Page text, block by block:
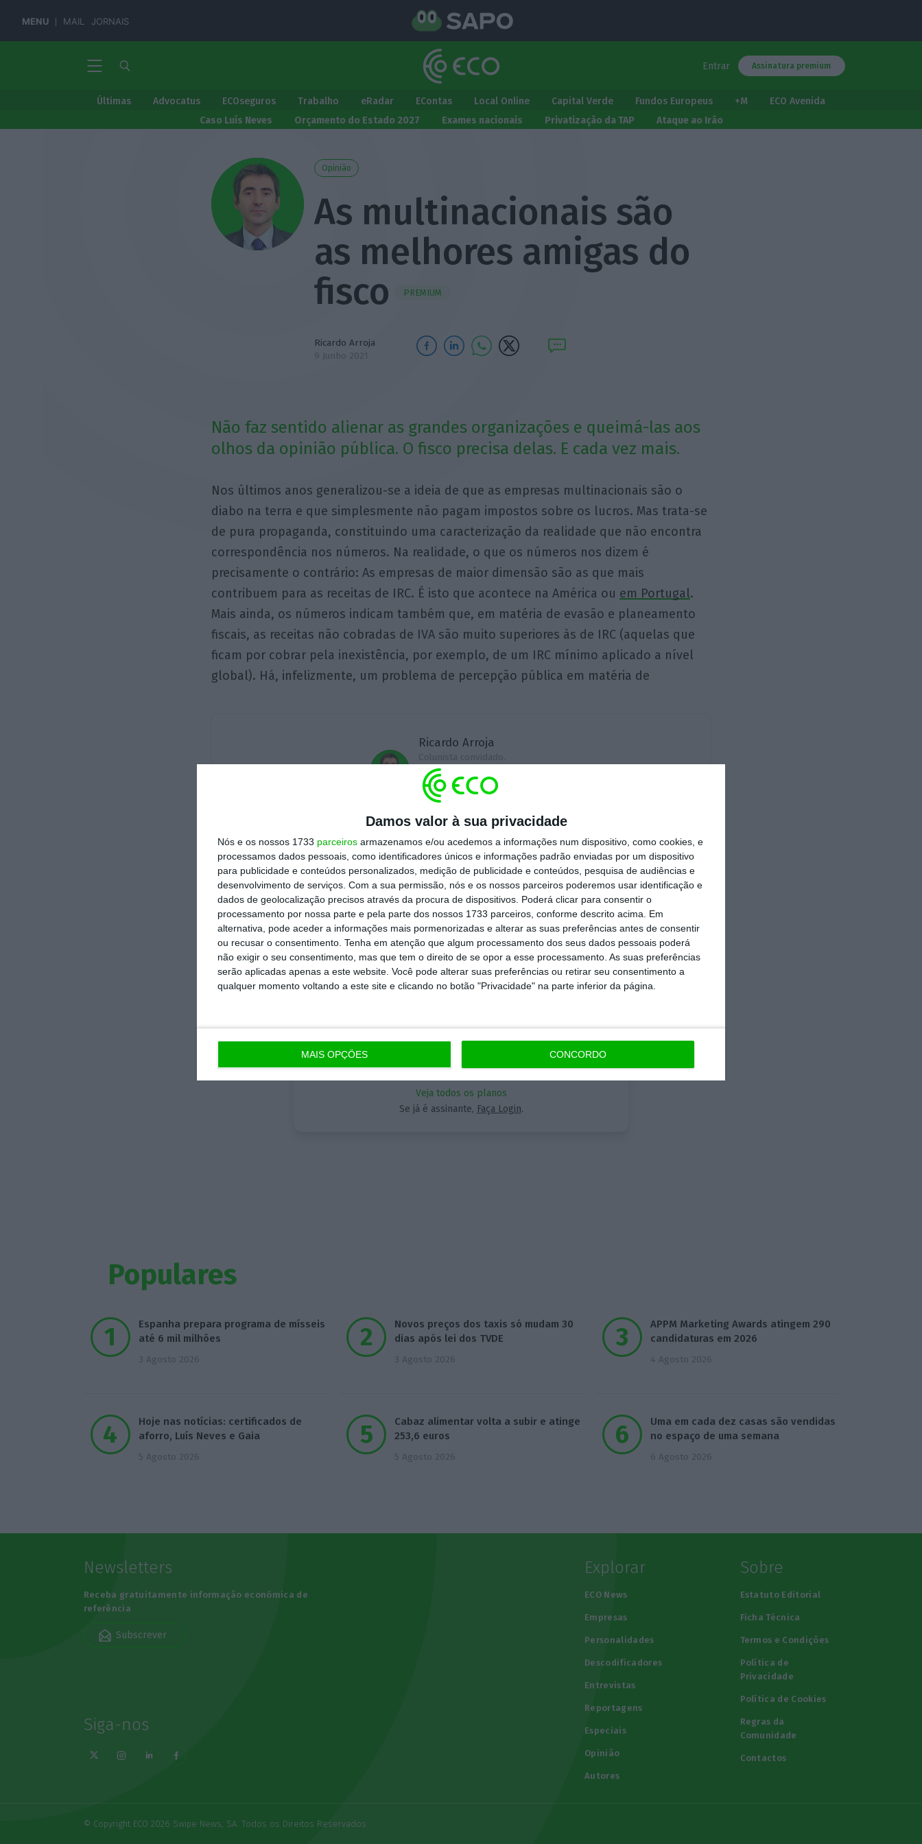
Damos valor à sua privacidade
Nós e os nossos 1733 parceiros armazenamos e/ou acedemos a informações num dispositivo, como cookies, e
processamos dados pessoais, como identificadores únicos e informações padrão enviadas por um dispositivo
para publicidade e conteúdos personalizados, medição de publicidade e conteúdos, pesquisa de audiências e
desenvolvimento de serviços. Com a sua permissão, nós e os nossos parceiros poderemos usar identificação e
dados de geolocalização precisos através da procura de dispositivos. Poderá clicar para consentir o
processamento por nossa parte e pela parte dos nossos 1733 parceiros, conforme descrito acima. Em
alternativa, pode aceder a informações mais pormenorizadas e alterar as suas preferências antes de consentir
ou recusar o consentimento. Tenha em atenção que algum processamento dos seus dados pessoais poderá
não exigir o seu consentimento, mas que tem o direito de se opor a esse processamento. As suas preferências
serão aplicadas apenas a este website. Você pode alterar suas preferências ou retirar seu consentimento a
qualquer momento voltando a este site e clicando no botão "Privacidade" na parte inferior da página.
MAIS OPÇÕES CONCORDO
MENU MAIL JORNAIS
Entrar Assinatura premium
Últimas Advocatus ECOseguros Trabalho eRadar EContas Local Online Capital Verde Fundos Europeus +M
ECO Avenida
Caso Luís Neves
Orçamento do Estado 2027 Exames nacionais Privatização da TAP Ataque ao Irão
Opinião
As multinacionais são
as melhores amigas do
fisco
PREMIUM
Ricardo Arroja
9 Junho 2021
Não faz sentido alienar as grandes organizações e queimá-las aos
olhos da opinião pública. O fisco precisa delas. E cada vez mais.
Nos últimos anos generalizou-se a ideia de que as empresas multinacionais são o
diabo na terra e que simplesmente não pagam impostos sobre os lucros. Mas trata-se
de pura propaganda, constituindo uma caracterização da realidade que não encontra
correspondência nos números. Na realidade, o que os números nos dizem é
precisamente o contrário: As empresas de maior dimensão são as que mais
contribuem para as receitas de IRC. É isto que acontece na América ou em Portugal.
Mais ainda, os números indicam também que, em matéria de evasão e planeamento
fiscais, as receitas não cobradas de IVA são muito superiores às de IRC (aquelas que
ficam por cobrar pela inexistência, por exemplo, de um IRC mínimo aplicado a nível
global). Há, infelizmente, um problema de percepção pública em matéria de
Assine para ler este artigo
Aceda às notícias premium do ECO. Torne-se assinante.
A partir de 5€
Veja todos os planos
Se já é assinante, Faça Login.
Ricardo Arroja
Colunista convidado.
Presidente do Conselho de
Administração da AICEP,
E.P.E.
https://eco.sapo.pt/opiniao/as-multinacionais-sao-as-melhores-amigas-do-fisco/ Copiar
Assine o ECO Premium
No momento em que a informação é mais importante do
que nunca, apoie o jornalismo independente e rigoroso.
De que forma? Assine o ECO Premium e tenha acesso a
notícias exclusivas, à opinião que conta, às reportagens e
especiais que mostram o outro lado da história.
Esta assinatura é uma forma de apoiar o ECO e os seus
Populares
Espanha prepara programa de mísseis
até 6 mil milhões
3 Agosto 2026
Novos preços dos taxis só mudam 30
dias após lei dos TVDE
3 Agosto 2026
APPM Marketing Awards atingem 290
candidaturas em 2026
4 Agosto 2026
Hoje nas notícias: certificados de
aforro, Luís Neves e Gaia
5 Agosto 2026
Cabaz alimentar volta a subir e atinge
253,6 euros
5 Agosto 2026
Uma em cada dez casas são vendidas
no espaço de uma semana
6 Agosto 2026
Newsletters
Receba gratuitamente informação económica de
referência
Subscrever
Siga-nos
Explorar
ECO News
Empresas
Personalidades
Descodificadores
Entrevistas
Reportagens
Especiais
Opinião
Autores
Sobre
Estatuto Editorial
Ficha Técnica
Termos e Condições
Política de
Privacidade
Política de Cookies
Regras da
Comunidade
Contactos
© Copyright ECO 2026 Swipe News, SA. Todos os Direitos Reservados